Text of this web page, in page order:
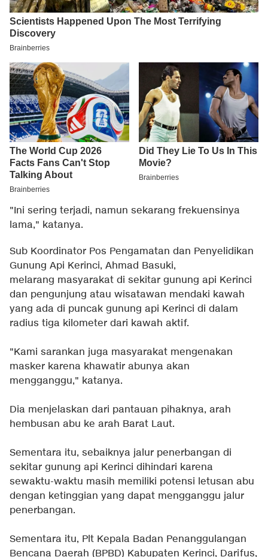
"Ini sering terjadi, namun sekarang frekuensinya
lama," katanya.
Sub Koordinator Pos Pengamatan dan Penyelidikan
Gunung Api Kerinci, Ahmad Basuki,
melarang masyarakat di sekitar gunung api Kerinci
dan pengunjung atau wisatawan mendaki kawah
yang ada di puncak gunung api Kerinci di dalam
radius tiga kilometer dari kawah aktif.
"Kami sarankan juga masyarakat mengenakan
masker karena khawatir abunya akan
mengganggu," katanya.
Dia menjelaskan dari pantauan pihaknya, arah
hembusan abu ke arah Barat Laut.
Sementara itu, sebaiknya jalur penerbangan di
sekitar gunung api Kerinci dihindari karena
sewaktu-waktu masih memiliki potensi letusan abu
dengan ketinggian yang dapat mengganggu jalur
penerbangan.
Sementara itu, Plt Kepala Badan Penanggulangan
Bencana Daerah (BPBD) Kabupaten Kerinci, Darifus,